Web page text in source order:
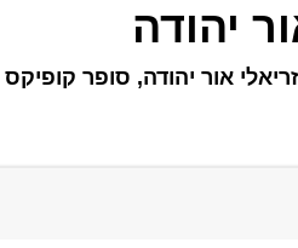
יהודה
אור יהודה, סופר